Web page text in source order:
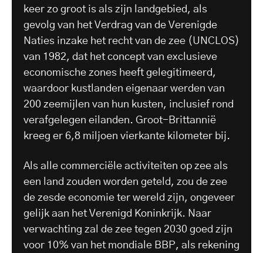
keer zo groot is als zijn landgebied, als
gevolg van het Verdrag van de Verenigde
Naties inzake het recht van de zee (UNCLOS)
van 1982, dat het concept van exclusieve
economische zones heeft gelegitimeerd,
waardoor kustlanden eigenaar werden van
200 zeemijlen van hun kusten, inclusief rond
verafgelegen eilanden. Groot-Brittannië
kreeg er 6,8 miljoen vierkante kilometer bij.
Als alle commerciële activiteiten op zee als
een land zouden worden geteld, zou de zee
de zesde economie ter wereld zijn, ongeveer
gelijk aan het Verenigd Koninkrijk. Naar
verwachting zal de zee tegen 2030 goed zijn
voor 10% van het mondiale BBP, als rekening